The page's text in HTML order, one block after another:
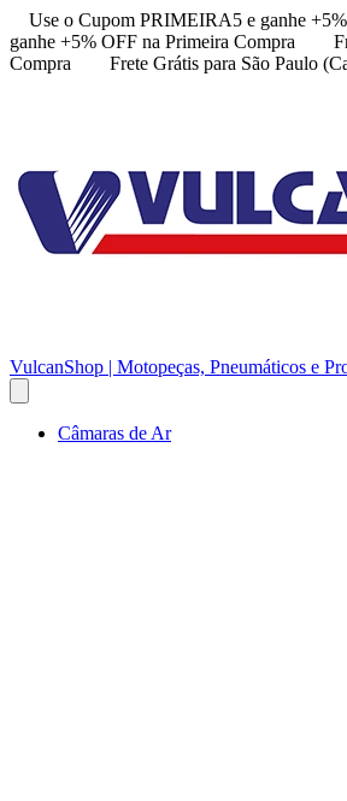
Use o Cupom PRIMEIRA5 e ganhe
ganhe +5% OFF na Primeira Compra
Compra
Frete Grátis para São Paulo
VulcanShop | Motopeças, Pneumáticos e
Câmaras de Ar